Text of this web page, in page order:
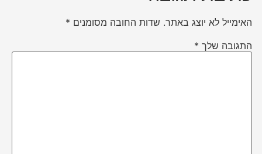
האימייל לא יוצג באתר. שדות החובה מסומנים *
התגובה שלך *